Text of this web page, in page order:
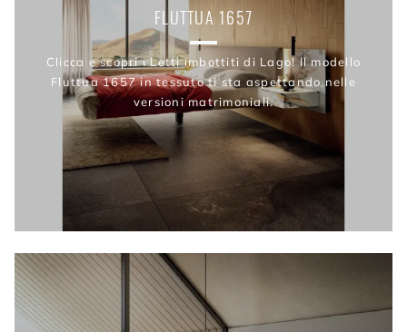
FLUTTUA 1657
Clicca e scopri i Letti imbottiti di Lago! Il modello
Fluttua 1657 in tessuto ti sta aspettando nelle
versioni matrimoniali.